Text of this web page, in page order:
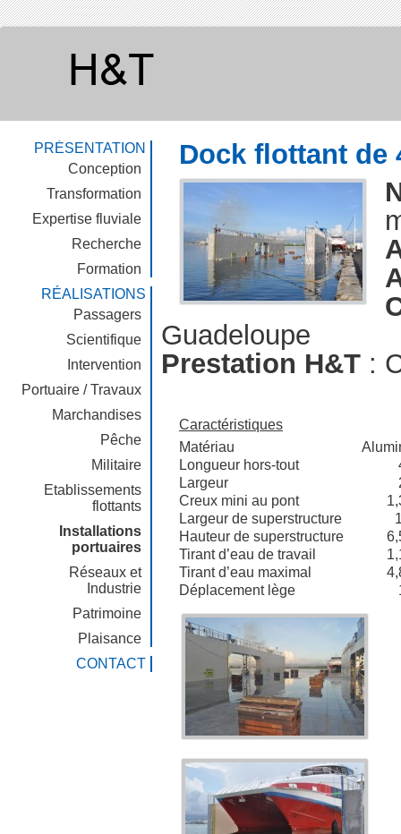
PRÉSENTATION
Conception
Transformation
Expertise fluviale
Recherche
Formation
RÉALISATIONS
Passagers
Scientifique
Intervention
Portuaire / Travaux
Marchandises
Pêche
Militaire
Etablissements
flottants
Installations
portuaires
Réseaux et
Industrie
Patrimoine
Plaisance
CONTACT
Dock flottant de
Guadeloupe
Prestation H&T :
Caractéristiques
Matériau
Longueur hors-tout
Largeur
Creux mini au pont
Largeur de superstructure
Hauteur de superstructure
Tirant d’eau de travail
Tirant d’eau maximal
Déplacement lège